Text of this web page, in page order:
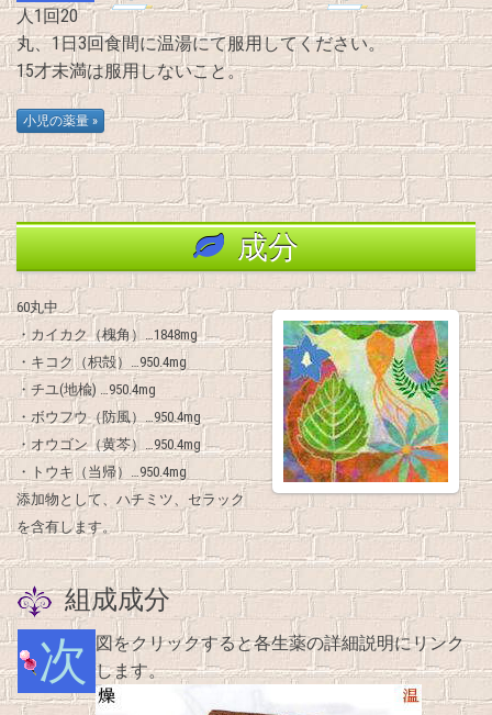
人1回20
丸、1日3回食間に温湯にて服用してください。
15才未満は服用しないこと。
成分
60丸中
・カイカク（槐角）…1848mg
・キコク（枳殻）…950.4mg
・チユ(地楡) …950.4mg
・ボウフウ（防風）…950.4mg
・オウゴン（黄芩）…950.4mg
・トウキ（当帰）…950.4mg
添加物として、ハチミツ、セラック
を含有します。
組成成分
次図をクリックすると各生薬の詳細説明にリンク します。